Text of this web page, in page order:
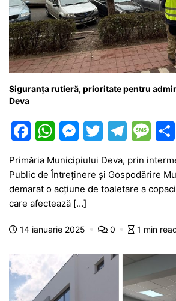
Siguranța rutieră, prioritate pentru
Deva
F
c
e
b
o
W
at
s
A
p
M
s
s
e
n
er
T
itt
er
T
e
gr
m
M
s
s
g
Primăria Municipiului Deva, prin
Public de Întreținere și Gospodărire
demarat o acțiune de toaletare a
care afectează […]
14 ianuarie 2025 0 1 min